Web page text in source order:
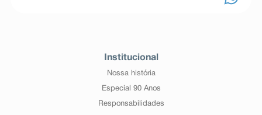
Institucional
Nossa história
Especial 90 Anos
Responsabilidades